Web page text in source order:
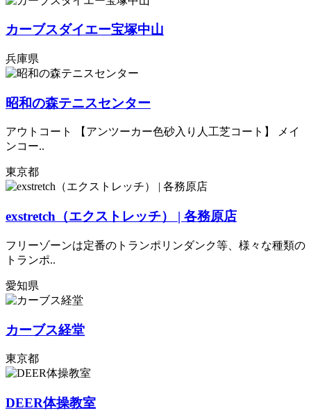
カーブスダイエー宝塚中山
兵庫県
昭和の森テニスセンター
アウトコート 【アンツーカー色砂入り人工芝コート】 メイ
ンコー..
東京都
exstretch（エクストレッチ） | 各務原店
フリーゾーンは定番のトランポリンダンク等、様々な種類の
トランポ..
愛知県
カーブス経堂
東京都
DEER​体操教室